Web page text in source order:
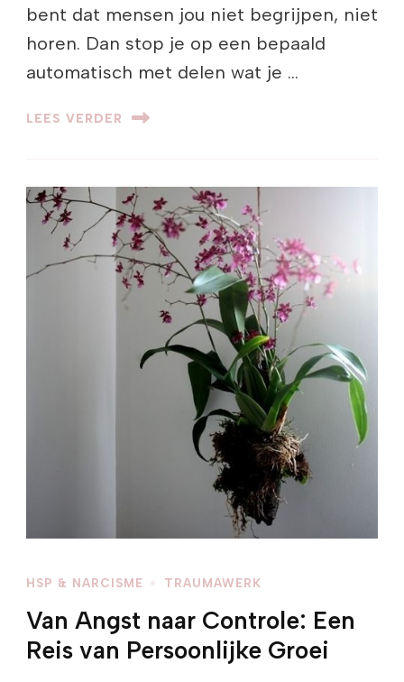
bent dat mensen jou niet begrijpen, niet
horen. Dan stop je op een bepaald
automatisch met delen wat je …
LEES VERDER
HSP & NARCISME TRAUMAWERK
Van Angst naar Controle: Een
Reis van Persoonlijke Groei